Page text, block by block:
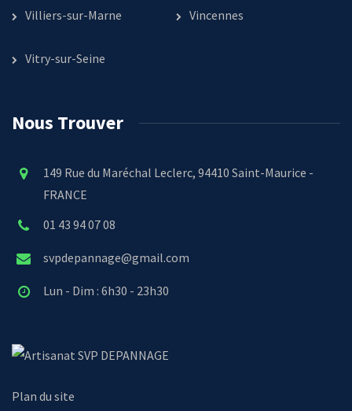
Villiers-sur-Marne Vincennes
Vitry-sur-Seine
Nous Trouver
149 Rue du Maréchal Leclerc, 94410 Saint-Maurice -
FRANCE
01 43 94 07 08
svpdepannage@gmail.com
Lun - Dim : 6h30 - 23h30
SVP DEPANNAGE
Plan du site